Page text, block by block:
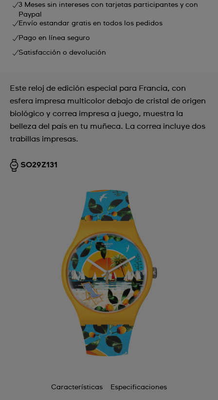
3 Meses sin intereses con tarjetas participantes y con
Paypal
Envío estandar gratis en todos los pedidos
Pago en línea seguro
Satisfacción o devolución
Este reloj de edición especial para Francia, con
esfera impresa multicolor debajo de cristal de origen
biológico y correa impresa a juego, muestra la
belleza del país en tu muñeca. La correa incluye dos
trabillas impresas.
SO29Z131
Características Especificaciones